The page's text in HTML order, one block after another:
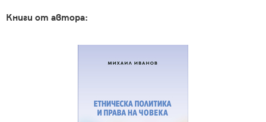
Книги от автора: